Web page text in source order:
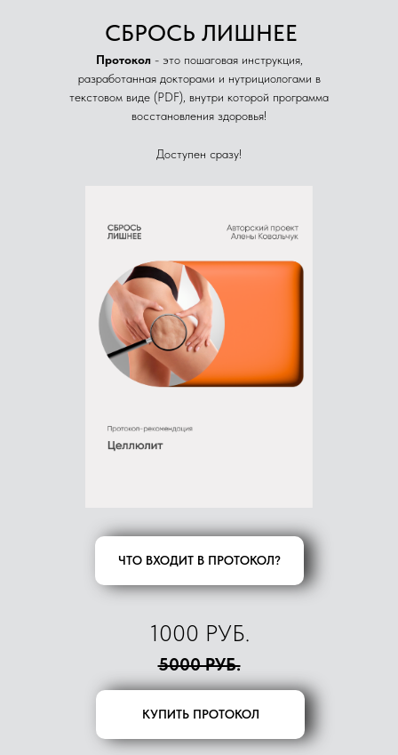
СБРОСЬ ЛИШНЕЕ
Протокол - это пошаговая инструкция,
разработанная докторами и нутрициологами в
текстовом виде (PDF), внутри которой программа
восстановления здоровья!
КУПИТЬ ПРОТОКОЛ
1000 РУБ.
Доступен сразу!
5000 РУБ.
ЧТО ВХОДИТ В ПРОТОКОЛ?